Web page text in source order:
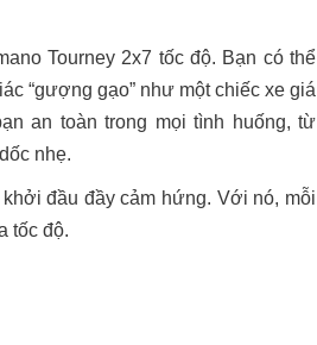
Tourney 2x7 tốc độ. Bạn có thể
“gượng gạo” như một chiếc xe giá
an toàn trong mọi tình huống, từ
nhẹ.
đầu đầy cảm hứng. Với nó, mỗi
tốc độ.